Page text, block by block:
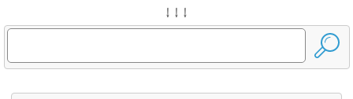
↓ ↓ ↓